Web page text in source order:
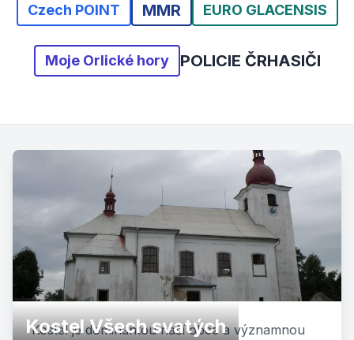
Czech POINT MMR EURO GLACENSIS
Moje Orlické hory POLICIE ČRHASIČI
Kostel Všech svatých
Kostel je dominantou naší obce a významnou